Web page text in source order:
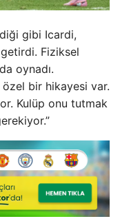
gibi Icardi,
Fiziksel
oynadı.
bir hikayesi var.
Kulüp onu tutmak